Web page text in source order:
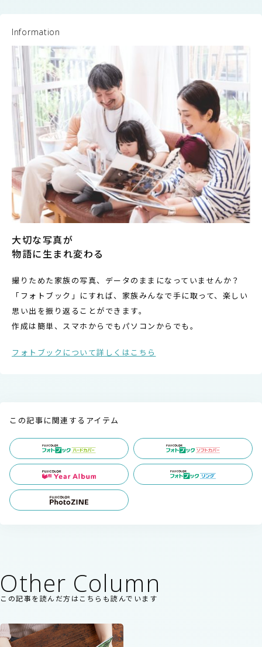
Information
大切な写真が
物語に生まれ変わる
撮りためた家族の写真、データのままになっていませんか？
「フォトブック」にすれば、家族みんなで手に取って、楽しい
思い出を振り返ることができます。
作成は簡単、スマホからでもパソコンからでも。
フォトブックについて詳しくはこちら
この記事に関連するアイテム
Other Column
この記事を読んだ方はこちらも読んでいます